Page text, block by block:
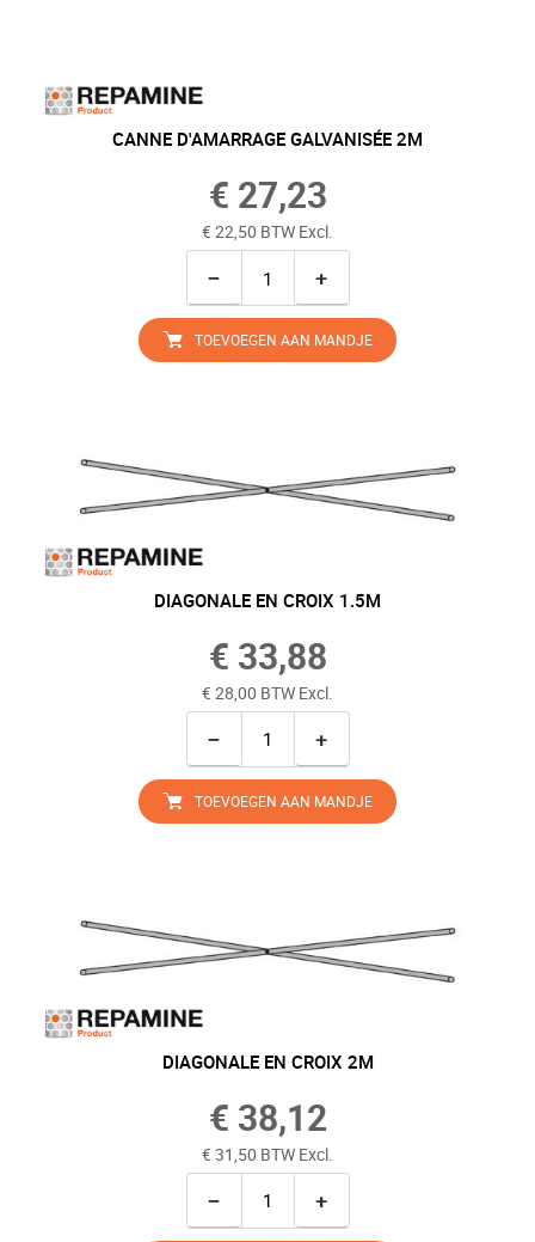
CANNE D'AMARRAGE GALVANISÉE 2M
€ 27,23
€ 22,50 BTW Excl.
− +
TOEVOEGEN AAN MANDJE
DIAGONALE EN CROIX 1.5M
€ 33,88
€ 28,00 BTW Excl.
− +
TOEVOEGEN AAN MANDJE
DIAGONALE EN CROIX 2M
€ 38,12
€ 31,50 BTW Excl.
− +